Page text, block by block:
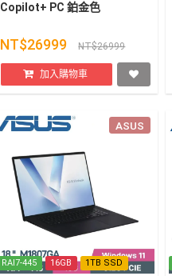
Copilot+ PC 鉑金色
NT$26999 NT$26999
加入購物車
ASUS
RAI7-445 16GB 1TB SSD